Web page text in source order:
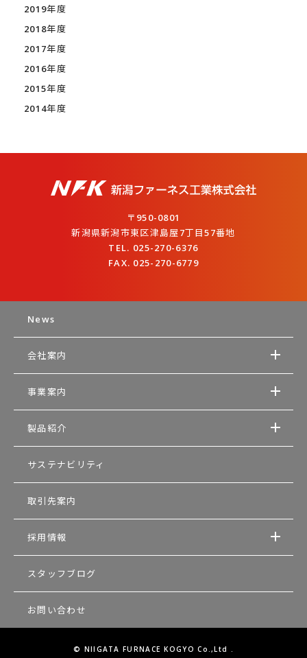
2019年度
2018年度
2017年度
2016年度
2015年度
2014年度
〒950-0801
新潟県新潟市東区津島屋7丁目57番地
TEL. 025-270-6376
FAX. 025-270-6779
News
会社案内
事業案内
製品紹介
サステナビリティ
取引先案内
採用情報
スタッフブログ
お問い合わせ
© NIIGATA FURNACE KOGYO Co.,Ltd .